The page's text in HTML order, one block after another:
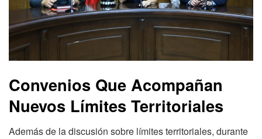
Convenios Que Acompañan
Nuevos Límites Territoriales
Además de la discusión sobre límites territoriales, durante